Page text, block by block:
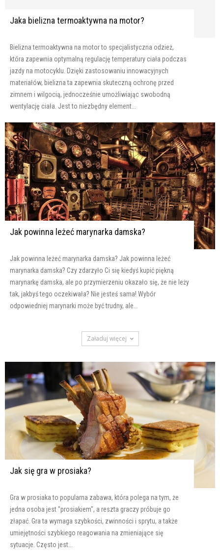
Jaka bielizna termoaktywna na motor?
Bielizna termoaktywna na motor to specjalistyczna odzież,
która zapewnia optymalną regulację temperatury ciała podczas
jazdy na motocyklu. Dzięki zastosowaniu innowacyjnych
materiałów, bielizna ta zapewnia skuteczną ochronę przed
zimnem i wilgocią, jednocześnie umożliwiając swobodną
wentylację ciała. Jest to niezbędny element...
Jak powinna leżeć marynarka damska?
Jak powinna leżeć marynarka damska? Jak powinna leżeć
marynarka damska? Czy zdarzyło Ci się kiedyś kupić piękną
marynarkę damska, ale po przymierzeniu okazało się, że nie leży
tak, jakbyś tego oczekiwała? Nie jesteś sama! Wybór
odpowiedniej marynarki może być trudny, ale...
Załaduj więcej
Jak się gra w prosiaka?
Gra w prosiaka to popularna zabawa, która polega na tym, że
jedna osoba jest "prosiakiem", a reszta graczy próbuje go
złapać. Gra ta wymaga szybkości, zwinności i sprytu, a także
umiejętności szybkiego reagowania na zmieniające się
sytuacje. Często jest...